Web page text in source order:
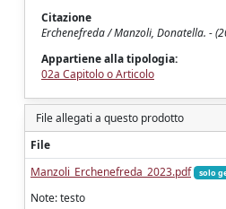
Citazione
Erchenefreda / Manzoli, Donatella. -
Appartiene alla tipologia:
02a Capitolo o Articolo
File allegati a questo prodotto
File
Manzoli_Erchenefreda_2023.pdf
solo
Note: testo